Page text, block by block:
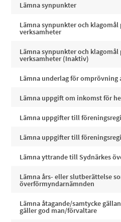
Lämna synpunkter
Lämna synpunkter och
verksamheter
Lämna synpunkter och
verksamheter (Inaktiv)
Lämna underlag för omprövning
Lämna uppgift om inkomst för
Lämna uppgifter till
Lämna uppgifter till
Lämna yttrande till Sydnärkes
Lämna års- eller slutberättelse
överförmyndarnämnden
Lämna åtagande/samtycke
gäller god man/förvaltare